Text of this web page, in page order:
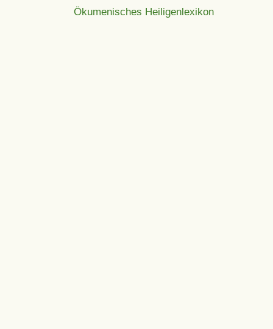
Ökumenisches Heiligenlexikon